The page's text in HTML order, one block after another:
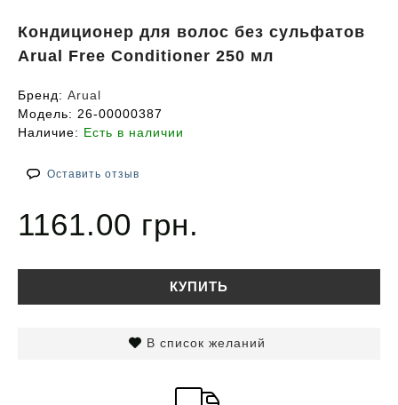
Кондиционер для волос без сульфатов
Arual Free Conditioner 250 мл
Бренд: Arual
Модель: 26-00000387
Наличие: Есть в наличии
Оставить отзыв
1161.00 грн.
КУПИТЬ
В список желаний